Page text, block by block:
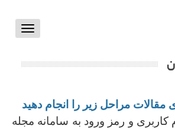
Toggle
مراحل زیر را انجام دهید
کاربری و رمز ورود به سامانه مجله